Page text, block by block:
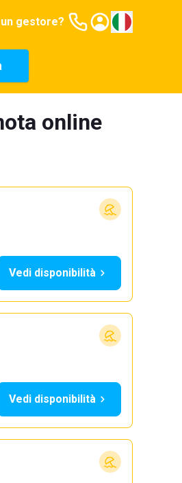
gestore?
online
Vedi disponibilità
Vedi disponibilità